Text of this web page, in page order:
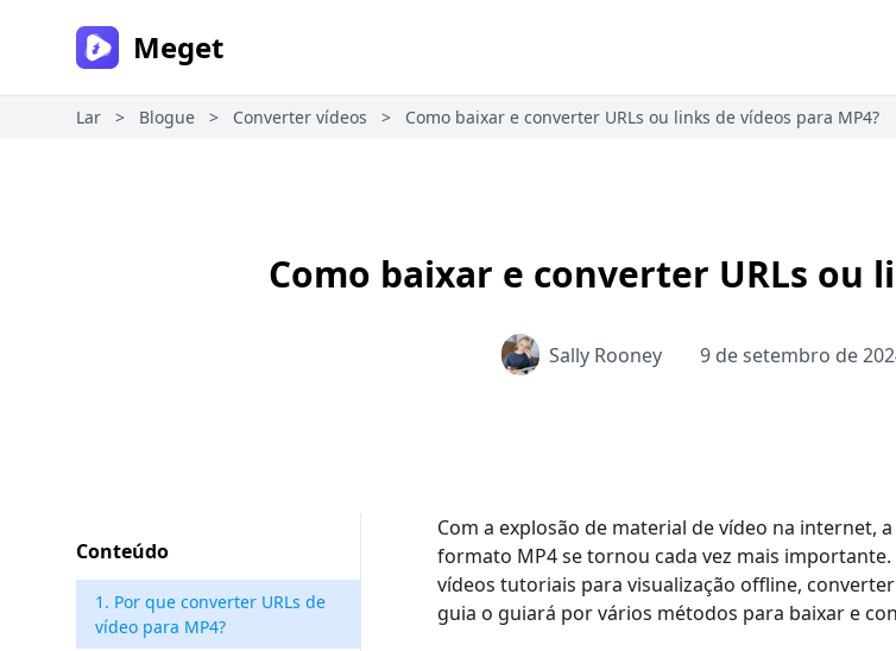
Meget
Lar > Blogue > Converter vídeos > Como baixar e converter URLs ou links de vídeos para MP4?
Como baixar e converter URLs ou
Sally Rooney 9 de setembro de
Conteúdo
1. Por que converter URLs de
vídeo para MP4?
Com a explosão de material de vídeo na internet,
formato MP4 se tornou cada vez mais
vídeos tutoriais para visualização offline,
guia o guiará por vários métodos para baixar e